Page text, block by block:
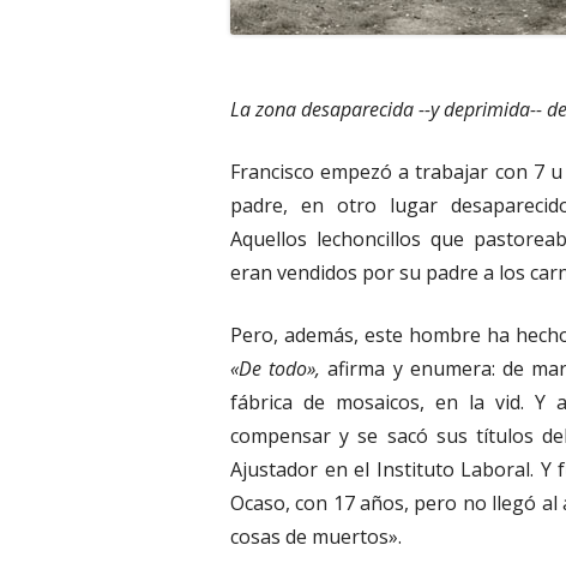
La zona desaparecida --y deprimida--
Francisco empezó a trabajar con 7
padre, en otro lugar
Aquellos lechoncillos que
eran vendidos por su padre a los
Pero, además, este hombre ha
«De todo», afirma y enumera: de
fábrica de mosaicos, en la vid. Y
compensar y se sacó sus títulos
Ajustador en el Instituto Laboral. Y
Ocaso, con 17 años, pero no llegó
cosas de muertos».